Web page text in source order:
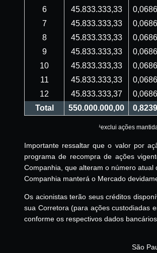
6
45.833.333,33
7
45.833.333,33
8
45.833.333,33
9
45.833.333,33
10
45.833.333,33
11
45.833.333,33
12
45.833.333,37
Total
550.000.000,00
¹exclui ações
Importante ressaltar que o valor por
programa de recompra de ações
Companhia, que alteram o número
Companhia manterá o Mercado
Os acionistas terão seus créditos
sua Corretora (para ações custodiadas
conforme os respectivos dados
São